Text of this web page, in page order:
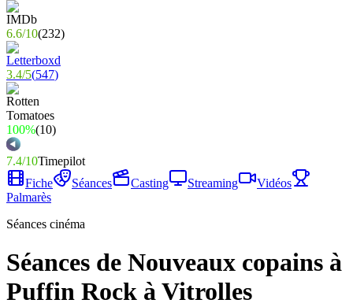
6.6/10(232)
3.4/5(547)
100%(10)
7.4/10Timepilot
Fiche
Séances Casting Streaming
Vidéos
Palmarès
Séances cinéma
Séances de Nouveaux copains à
Puffin Rock à Vitrolles